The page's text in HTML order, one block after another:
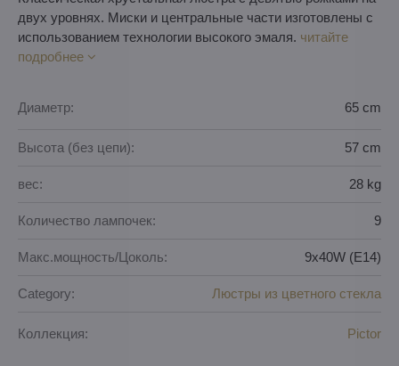
двух уровнях. Миски и центральные части изготовлены с
использованием технологии высокого эмаля. читайте
подробнее
Диаметр: 65 cm
Высота (без цепи): 57 cm
вес: 28 kg
Количество лампочек: 9
Макс.мощность/Цоколь: 9x40W (E14)
Category: Люстры из цветного стекла
Коллекция: Pictor